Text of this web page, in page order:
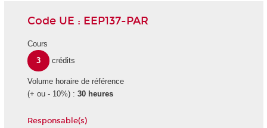
Code UE : EEP137-PAR
Cours
3
crédits
Volume horaire de référence
(+ ou - 10%) : 30 heures
Responsable(s)